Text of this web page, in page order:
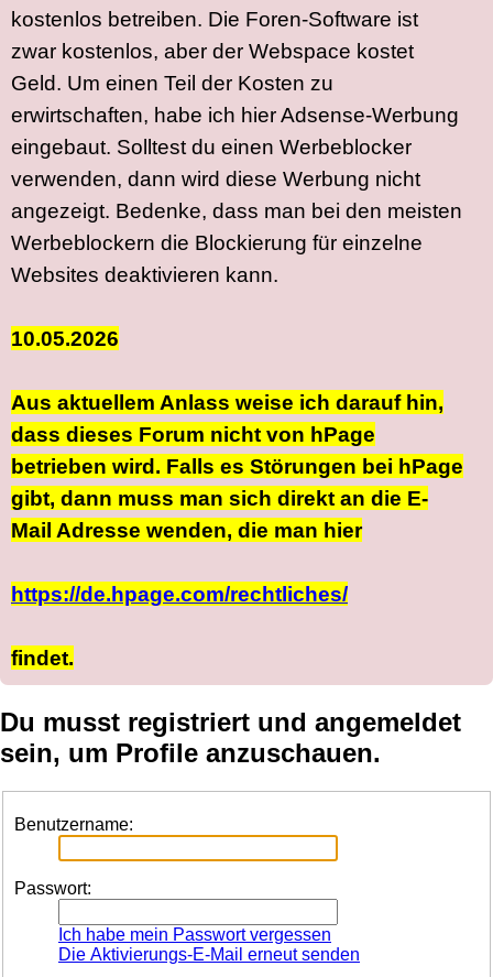
kostenlos betreiben. Die Foren-Software ist
zwar kostenlos, aber der Webspace kostet
Geld. Um einen Teil der Kosten zu
erwirtschaften, habe ich hier Adsense-Werbung
eingebaut. Solltest du einen Werbeblocker
verwenden, dann wird diese Werbung nicht
angezeigt. Bedenke, dass man bei den meisten
Werbeblockern die Blockierung für einzelne
Websites deaktivieren kann.
10.05.2026
Aus aktuellem Anlass weise ich darauf hin,
dass dieses Forum nicht von hPage
betrieben wird. Falls es Störungen bei hPage
gibt, dann muss man sich direkt an die E-
Mail Adresse wenden, die man hier
https://de.hpage.com/rechtliches/
findet.
Du musst registriert und angemeldet
sein, um Profile anzuschauen.
Benutzername:
Passwort:
Ich habe mein Passwort vergessen
Die Aktivierungs-E-Mail erneut senden